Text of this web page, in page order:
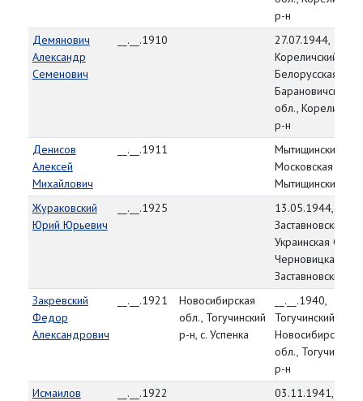
р-н
Демянович
Александр
Семенович
__.__.1910
27.07.1944,
Кореличский РВК,
Белорусская ССР,
Барановичская
обл.,
р-н
Денисов
Алексей
Михайлович
__.__.1911
Мытищинский
Московская обл.,
Мытищинский р-н
Жураковский
Юрий Юрьевич
__.__.1925
13.05.1944,
Заставновский
Украинская ССР,
Черновицкая
Заставновский р-
Закревский
Федор
Александрович
__.__.1921
Новосибирская
обл., Тогучинский
р-н, с. Успенка
__.__.1940,
Тогучинский РВК,
Новосибирская
обл., Тогучинский
р-н
Исмаилов
__.__.1922
03.11.1941,